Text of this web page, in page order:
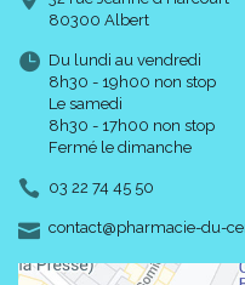
80300 Albert
Du lundi au vendredi
8h30 - 19h00 non stop
Le samedi
8h30 - 17h00 non stop
Fermé le dimanche
03 22 74 45 50
contact-
@-
pharmacie-du-